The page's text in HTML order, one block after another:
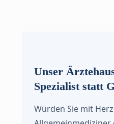
Unser
Spezialist statt
Würden Sie mit